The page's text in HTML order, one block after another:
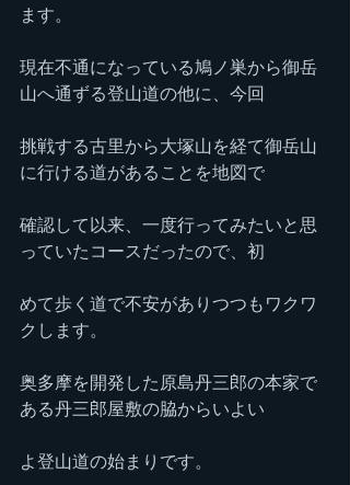
ます。
現在不通になっている鳩ノ巣から御岳
山へ通ずる登山道の他に、今回
挑戦する古里から大塚山を経て御岳山
に行ける道があることを地図で
確認して以来、一度行ってみたいと思
っていたコースだったので、初
めて歩く道で不安がありつつもワクワ
クします。
奥多摩を開発した原島丹三郎の本家で
ある丹三郎屋敷の脇からいよい
よ登山道の始まりです。